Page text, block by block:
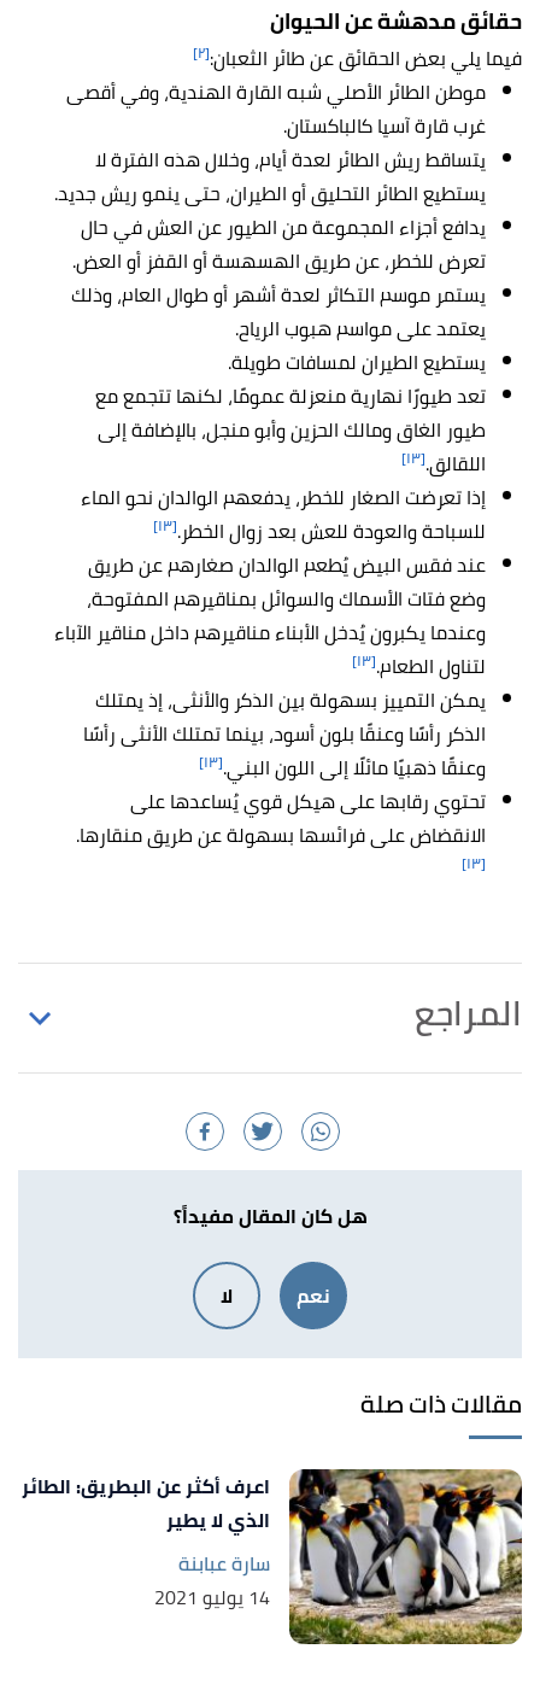
حقائق مدهشة عن الحيوان
فيما يلي بعض الحقائق عن طائر الثعبان:[٢]
موطن الطائر الأصلي شبه القارة الهندية، وفي أقصى
غرب قارة آسيا كالباكستان.
يتساقط ريش الطائر لعدة أيام، وخلال هذه الفترة لا
يستطيع الطائر التحليق أو الطيران، حتى ينمو ريش جديد.
يدافع أجزاء المجموعة من الطيور عن العش في حال
تعرض للخطر، عن طريق الهسهسة أو القفز أو العض.
يستمر موسم التكاثر لعدة أشهر أو طوال العام، وذلك
يعتمد على مواسم هبوب الرياح.
يستطيع الطيران لمسافات طويلة.
تعد طيورًا نهارية منعزلة عمومًا، لكنها تتجمع مع
طيور الغاق ومالك الحزين وأبو منجل، بالإضافة إلى
اللقالق.[١٣]
إذا تعرضت الصغار للخطر، يدفعهم الوالدان نحو الماء
للسباحة والعودة للعش بعد زوال الخطر.[١٣]
عند فقس البيض يُطعم الوالدان صغارهم عن طريق
وضع فتات الأسماك والسوائل بمناقيرهم المفتوحة،
وعندما يكبرون يُدخل الأبناء مناقيرهم داخل مناقير الآباء
لتناول الطعام.[١٣]
يمكن التمييز بسهولة بين الذكر والأنثى، إذ يمتلك
الذكر رأسًا وعنقًا بلون أسود، بينما تمتلك الأنثى رأسًا
وعنقًا ذهبيًا مائلًا إلى اللون البني.[١٣]
تحتوي رقابها على هيكل قوي يُساعدها على
الانقضاض على فرائسها بسهولة عن طريق منقارها.
[١٣]
المراجع
27/7/2021. Edited.
^أبتثجحخدذ"Anhinga melanogaster darter"
,
animaldiversity, Retrieved 27/7/2021. Edited.
,sa-venues
27/7/2021. Edited.
↑
"African Darter"
,ebird, Retrieved 27/7/2021.
↑
"Anhinga"
Edited.
↑
"Australasian Darter"
,birdlife, Retrieved
27/7/2021. Edited.
↑
"African Darter"
,ebird , Retrieved 27/7/2021.
Edited.
هل كان المقال مفيداً؟
نعم لا
مقالات ذات صلة
اعرف أكثر عن البطريق: الطائر
الذي لا يطير
سارة عبابنة
14 يوليو 2021